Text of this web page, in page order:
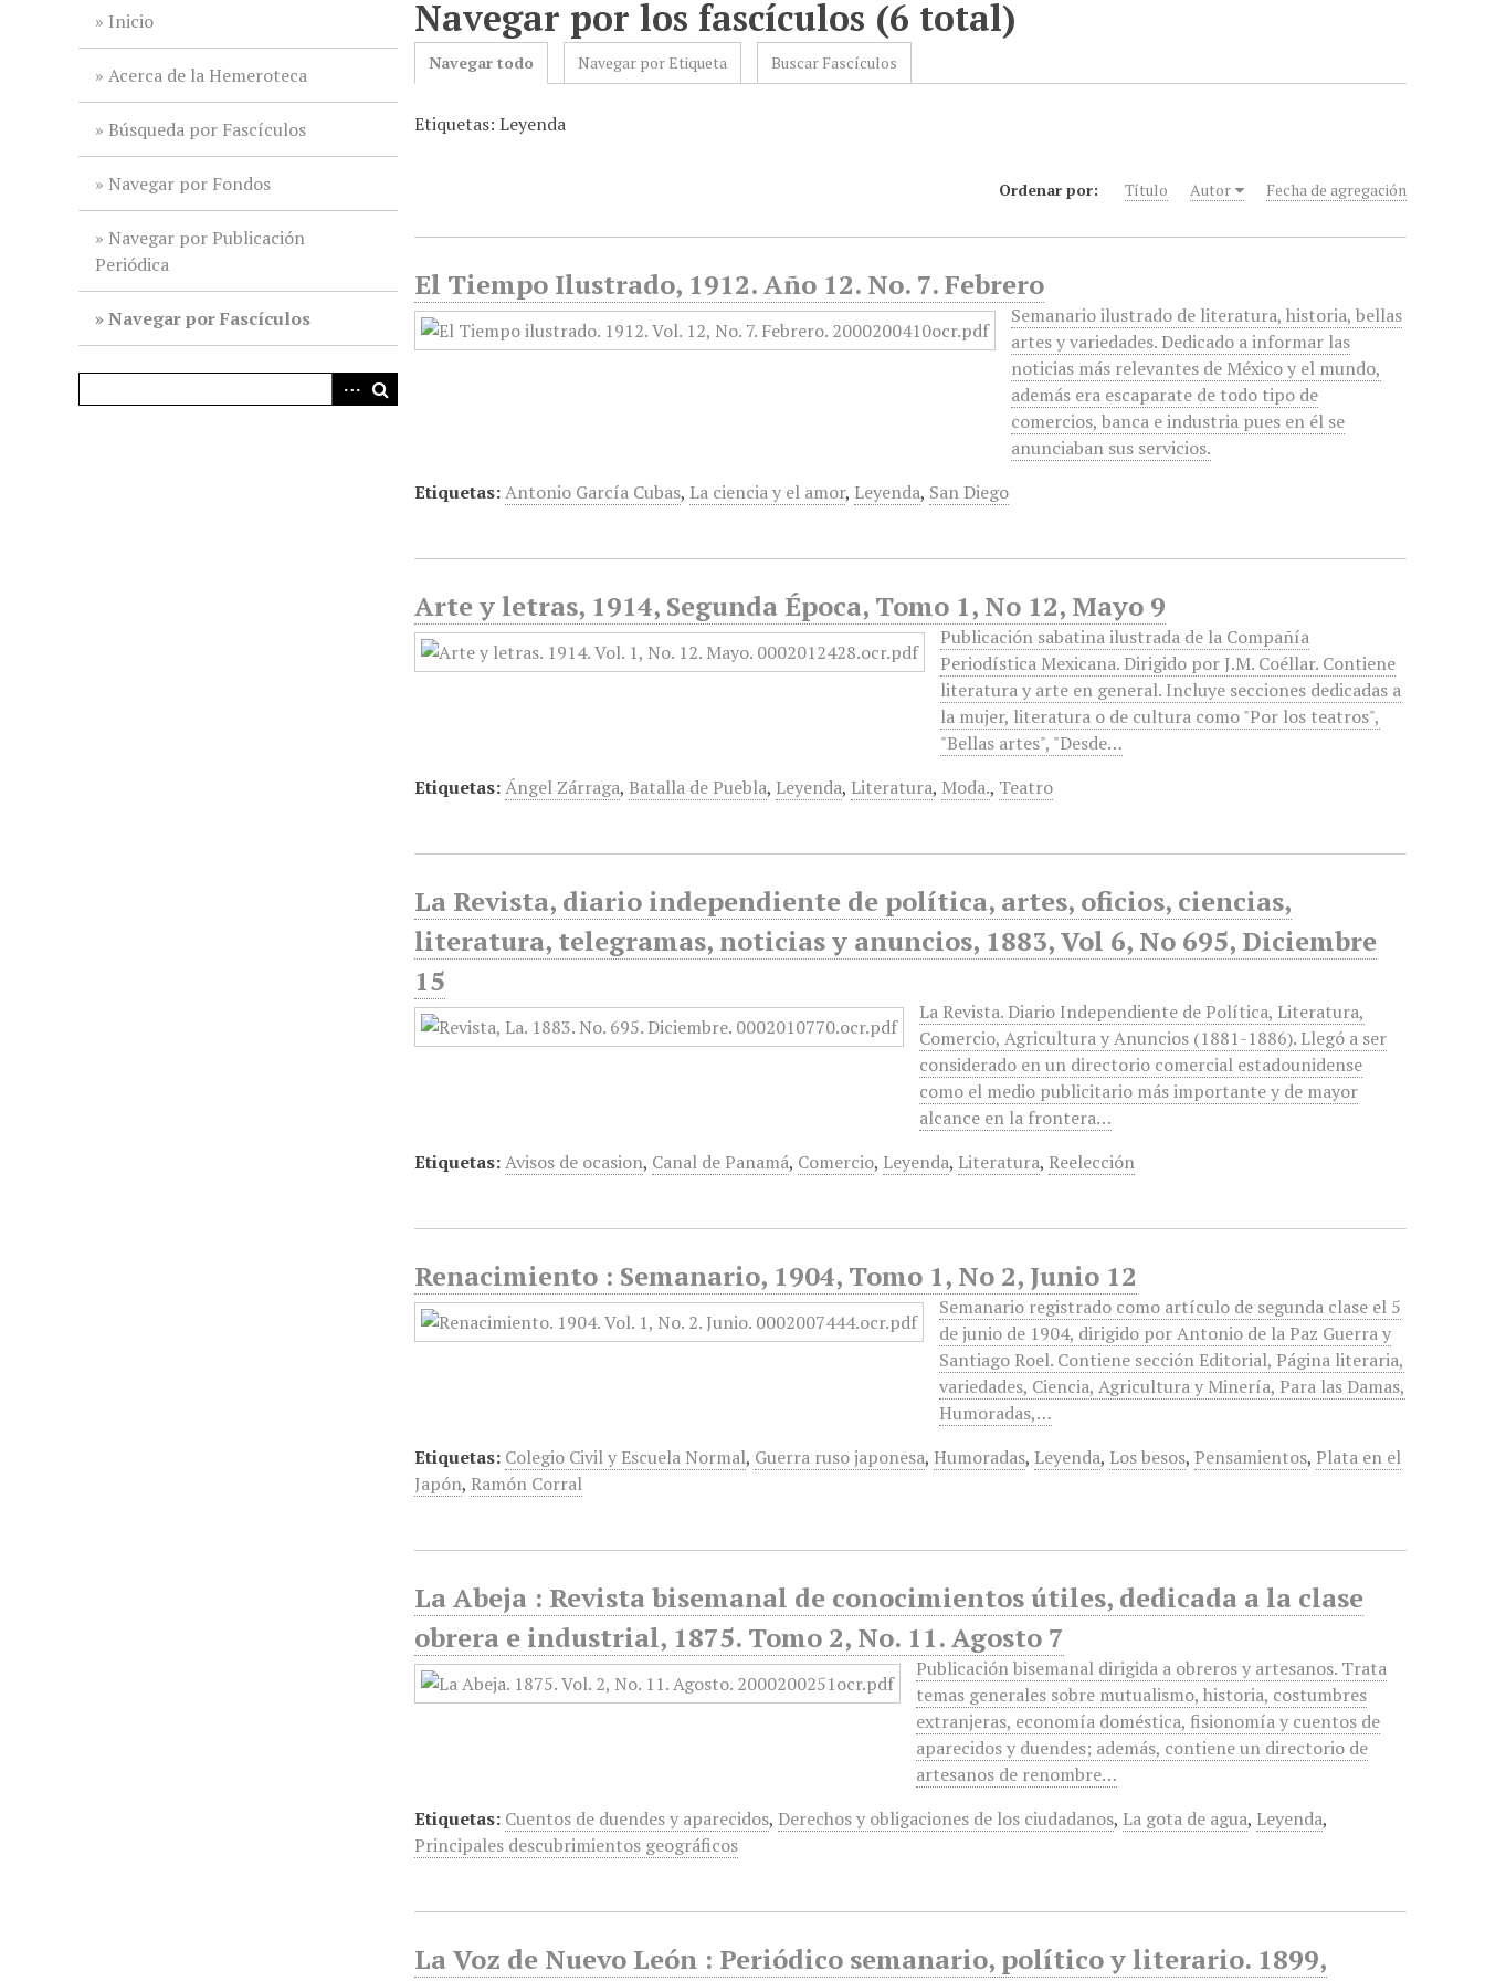
Inicio
Acerca de la Hemeroteca
Búsqueda por Fascículos
Navegar por Fondos
Navegar por Publicación
Periódica
Navegar por Fascículos
Navegar por los fascículos (6 total)
Navegar todo Navegar por Etiqueta Buscar Fascículos
Etiquetas: Leyenda
Ordenar por: Título Autor Fecha de agregación
El Tiempo Ilustrado, 1912. Año 12. No. 7. Febrero
Semanario ilustrado de literatura, historia, bellas
artes y variedades. Dedicado a informar las
noticias más relevantes de México y el mundo,
además era escaparate de todo tipo de
comercios, banca e industria pues en él se
anunciaban sus servicios.
Etiquetas:Antonio García Cubas, La ciencia y el amor, Leyenda, San Diego
Arte y letras, 1914, Segunda Época, Tomo 1, No 12, Mayo 9
Publicación sabatina ilustrada de la Compañía
Periodística Mexicana. Dirigido por J.M. Coéllar. Contiene
literatura y arte en general. Incluye secciones dedicadas a
la mujer, literatura o de cultura como "Por los teatros",
"Bellas artes", "Desde…
Etiquetas:Ángel Zárraga, Batalla de Puebla, Leyenda, Literatura, Moda., Teatro
La Revista, diario independiente de política, artes, oficios, ciencias,
literatura, telegramas, noticias y anuncios, 1883, Vol 6, No 695, Diciembre
15
La Revista. Diario Independiente de Política, Literatura,
Comercio, Agricultura y Anuncios (1881-1886). Llegó a ser
considerado en un directorio comercial estadounidense
como el medio publicitario más importante y de mayor
alcance en la frontera…
Etiquetas:Avisos de ocasion, Canal de Panamá, Comercio, Leyenda, Literatura, Reelección
Renacimiento : Semanario, 1904, Tomo 1, No 2, Junio 12
Semanario registrado como artículo de segunda clase el 5
de junio de 1904, dirigido por Antonio de la Paz Guerra y
Santiago Roel. Contiene sección Editorial, Página literaria,
variedades, Ciencia, Agricultura y Minería, Para las Damas,
Humoradas,…
Etiquetas: Colegio Civil y Escuela Normal, Guerra ruso japonesa, Humoradas, Leyenda, Los besos, Pensamientos, Plata en el
Japón, Ramón Corral
La Abeja : Revista bisemanal de conocimientos útiles, dedicada a la clase
obrera e industrial, 1875. Tomo 2, No. 11. Agosto 7
Publicación bisemanal dirigida a obreros y artesanos. Trata
temas generales sobre mutualismo, historia, costumbres
extranjeras, economía doméstica, fisionomía y cuentos de
aparecidos y duendes; además, contiene un directorio de
artesanos de renombre…
Etiquetas: Cuentos de duendes y aparecidos, Derechos y obligaciones de los ciudadanos, La gota de agua, Leyenda,
Principales descubrimientos geográficos
La Voz de Nuevo León : Periódico semanario, político y literario. 1899,